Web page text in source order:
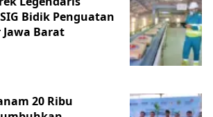
Bidik Penguatan
Barat
20 Ribu